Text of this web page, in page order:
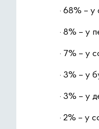
· 68% – у
· 8% – у
· 7% – у
· 3% – у
· 3% – у
· 2% – у